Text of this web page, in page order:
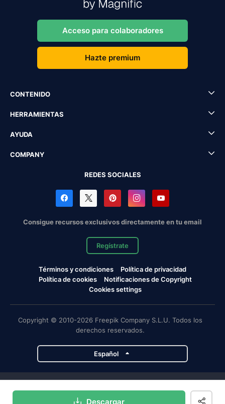
Descargar
Acceso para colaboradores
Hazte premium
CONTENIDO
HERRAMIENTAS
AYUDA
COMPANY
REDES SOCIALES
Consigue recursos exclusivos directamente en tu email
Regístrate
Términos y condiciones
Política de privacidad
Política de cookies
Notificaciones de Copyright
Cookies settings
Copyright © 2010-2026 Freepik Company S.L.U. Todos los
derechos reservados.
Español